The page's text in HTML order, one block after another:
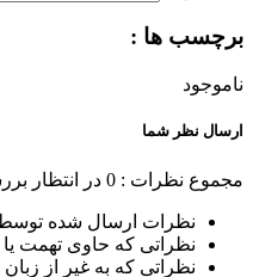
برچسب ها :
ناموجود
ارسال نظر شما
مجموع نظرات : 0 در انتظار
نظرات ارسال شده توسط
نظراتی که حاوی تهمت یا
نظراتی که به غیر از